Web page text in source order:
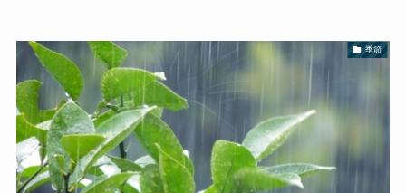
季節